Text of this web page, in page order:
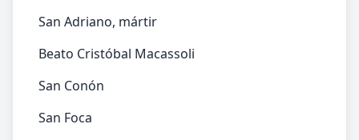
San Adriano, mártir
Beato Cristóbal Macassoli
San Conón
San Foca